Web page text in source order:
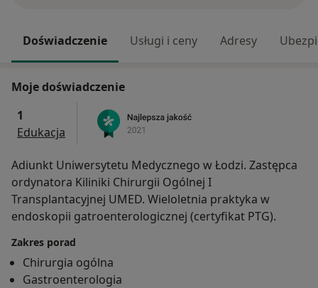
Doświadczenie Usługi i ceny Adresy
Moje doświadczenie
1
Edukacja
Adiunkt Uniwersytetu Medycznego w Łodzi. Zastępca
ordynatora Kiliniki Chirurgii Ogólnej I
Transplantacyjnej UMED. Wieloletnia praktyka w
endoskopii gatroenterologicznej (certyfikat PTG).
Zakres porad
Chirurgia ogólna
Gastroenterologia